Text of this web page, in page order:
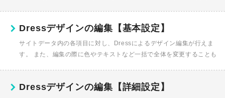
Dressデザインの編集【基本設定】
サイトデータ内の各項目に対し、Dressによるデザイン編集が行えま
す。 また、編集の際に色やテキストなど一括で全体を変更することも
Dressデザインの編集【詳細設定】